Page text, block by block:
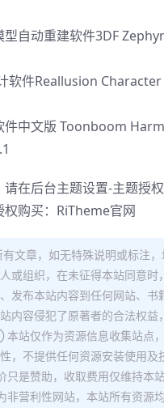
型自动重建软件3DF
软件Reallusion
件中文版 Toonboom
请在后台主题设置-主题授
购买： RiTheme官网
文章，如无特殊说明或标注
或组织，在未征得本站同意时
发布本站内容到任何网站、书
内容侵犯了原著者的合法权益
站仅作为资源信息收集站点
，不提供任何资源安装使用及
是赞助，收取费用仅维持本
营利性网站，本站所有资源